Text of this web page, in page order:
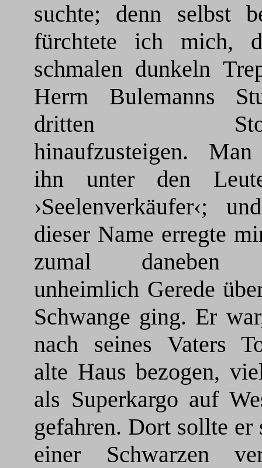
suchte; denn selbst
fürchtete ich mich,
schmalen dunkeln
Herrn Bulemanns
dritten
hinaufzusteigen.
ihn unter den
›Seelenverkäufer‹;
dieser Name erregte
zumal daneben
unheimlich Gerede
Schwange ging. Er
nach seines Vaters
alte Haus bezogen,
als Superkargo auf
gefahren. Dort sollte er
einer Schwarzen